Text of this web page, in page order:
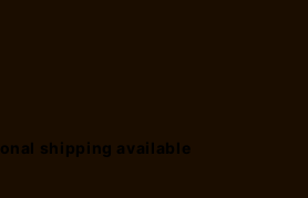
shipping available